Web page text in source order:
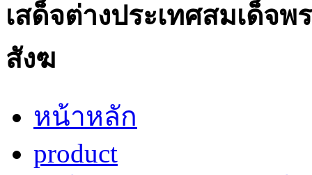
เสด็จต่างประเทศสมเด็จ
สังฆ
หน้าหลัก
product